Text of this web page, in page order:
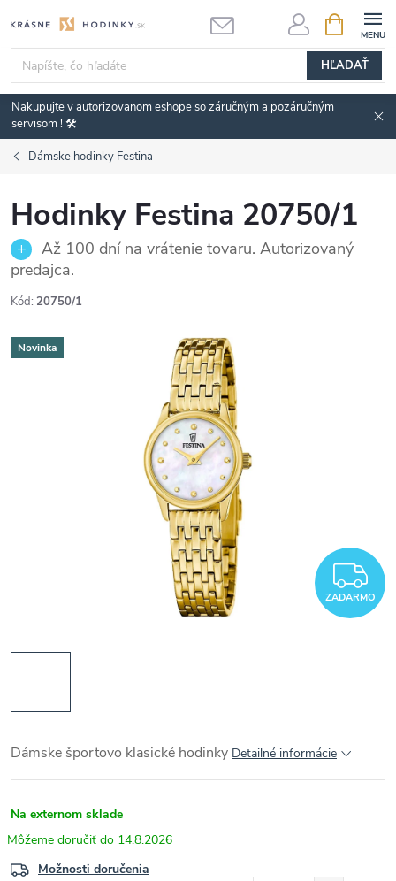
na
obsah
HĽADAŤ
KOŠÍK
Nakupujte v autorizovanom eshope so záručným a pozáručným
servisom ! 🛠️
Dámske hodinky Festina
Hodinky Festina 20750/1
Až 100 dní na vrátenie tovaru. Autorizovaný
predajca.
Kód: 20750/1
Novinka
ZADARMO
Dámske športovo klasické hodinky Detailné informácie
Na externom sklade
14.8.2026
Možnosti doručenia